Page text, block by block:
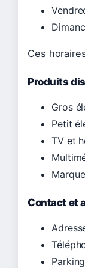
Ces
Produits
Gros
Petit
TV et
Contact et